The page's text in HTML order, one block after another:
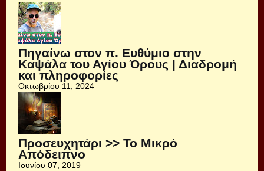
Πηγαίνω στον π. Ευθύμιο στην
Καψάλα του Αγίου Όρους | Διαδρομή
και πληροφορίες
Οκτωβρίου 11, 2024
Προσευχητάρι >> Το Μικρό
Απόδειπνο
Ιουνίου 07, 2019